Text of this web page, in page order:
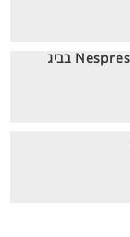
מותג הקפה הבינלאומי Nespresso בביג